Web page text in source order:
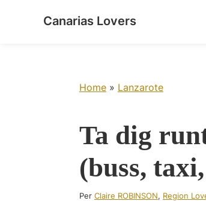
Canarias Lovers
Home » Lanzarote
Ta dig
(buss,
Per Claire ROBINSON, Region